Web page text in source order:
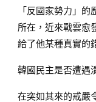
「反國家勢力」的
所在，近來戰雲愈
給了他某種真實的
韓國民主是否遭遇
在突如其來的戒嚴